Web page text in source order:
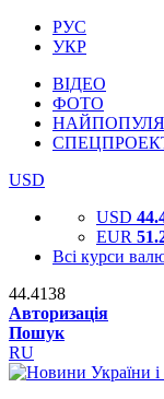
РУС
УКР
ВІДЕО
ФОТО
USD
USD
EUR
Всі курси
44.4138
Авторизація
Пошук
RU